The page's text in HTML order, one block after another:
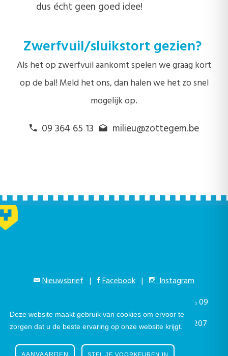
Deze website maakt gebruik van cookies om ervoor te
zorgen dat u de beste ervaring op onze website krijgt.
STEL JE VOORKEUREN IN
dus écht geen goed idee!
Zwerfvuil/sluikstort gezien?
Als het op zwerfvuil aankomt spelen we graag kort
op de bal! Meld het ons, dan halen we het zo snel
mogelijk op.
09 364 65 13 milieu@zottegem.be
Nieuwsbrief | Facebook |
Instagram
09
364 65 00| info@zottegem.be| Btw BE 0207
444 990